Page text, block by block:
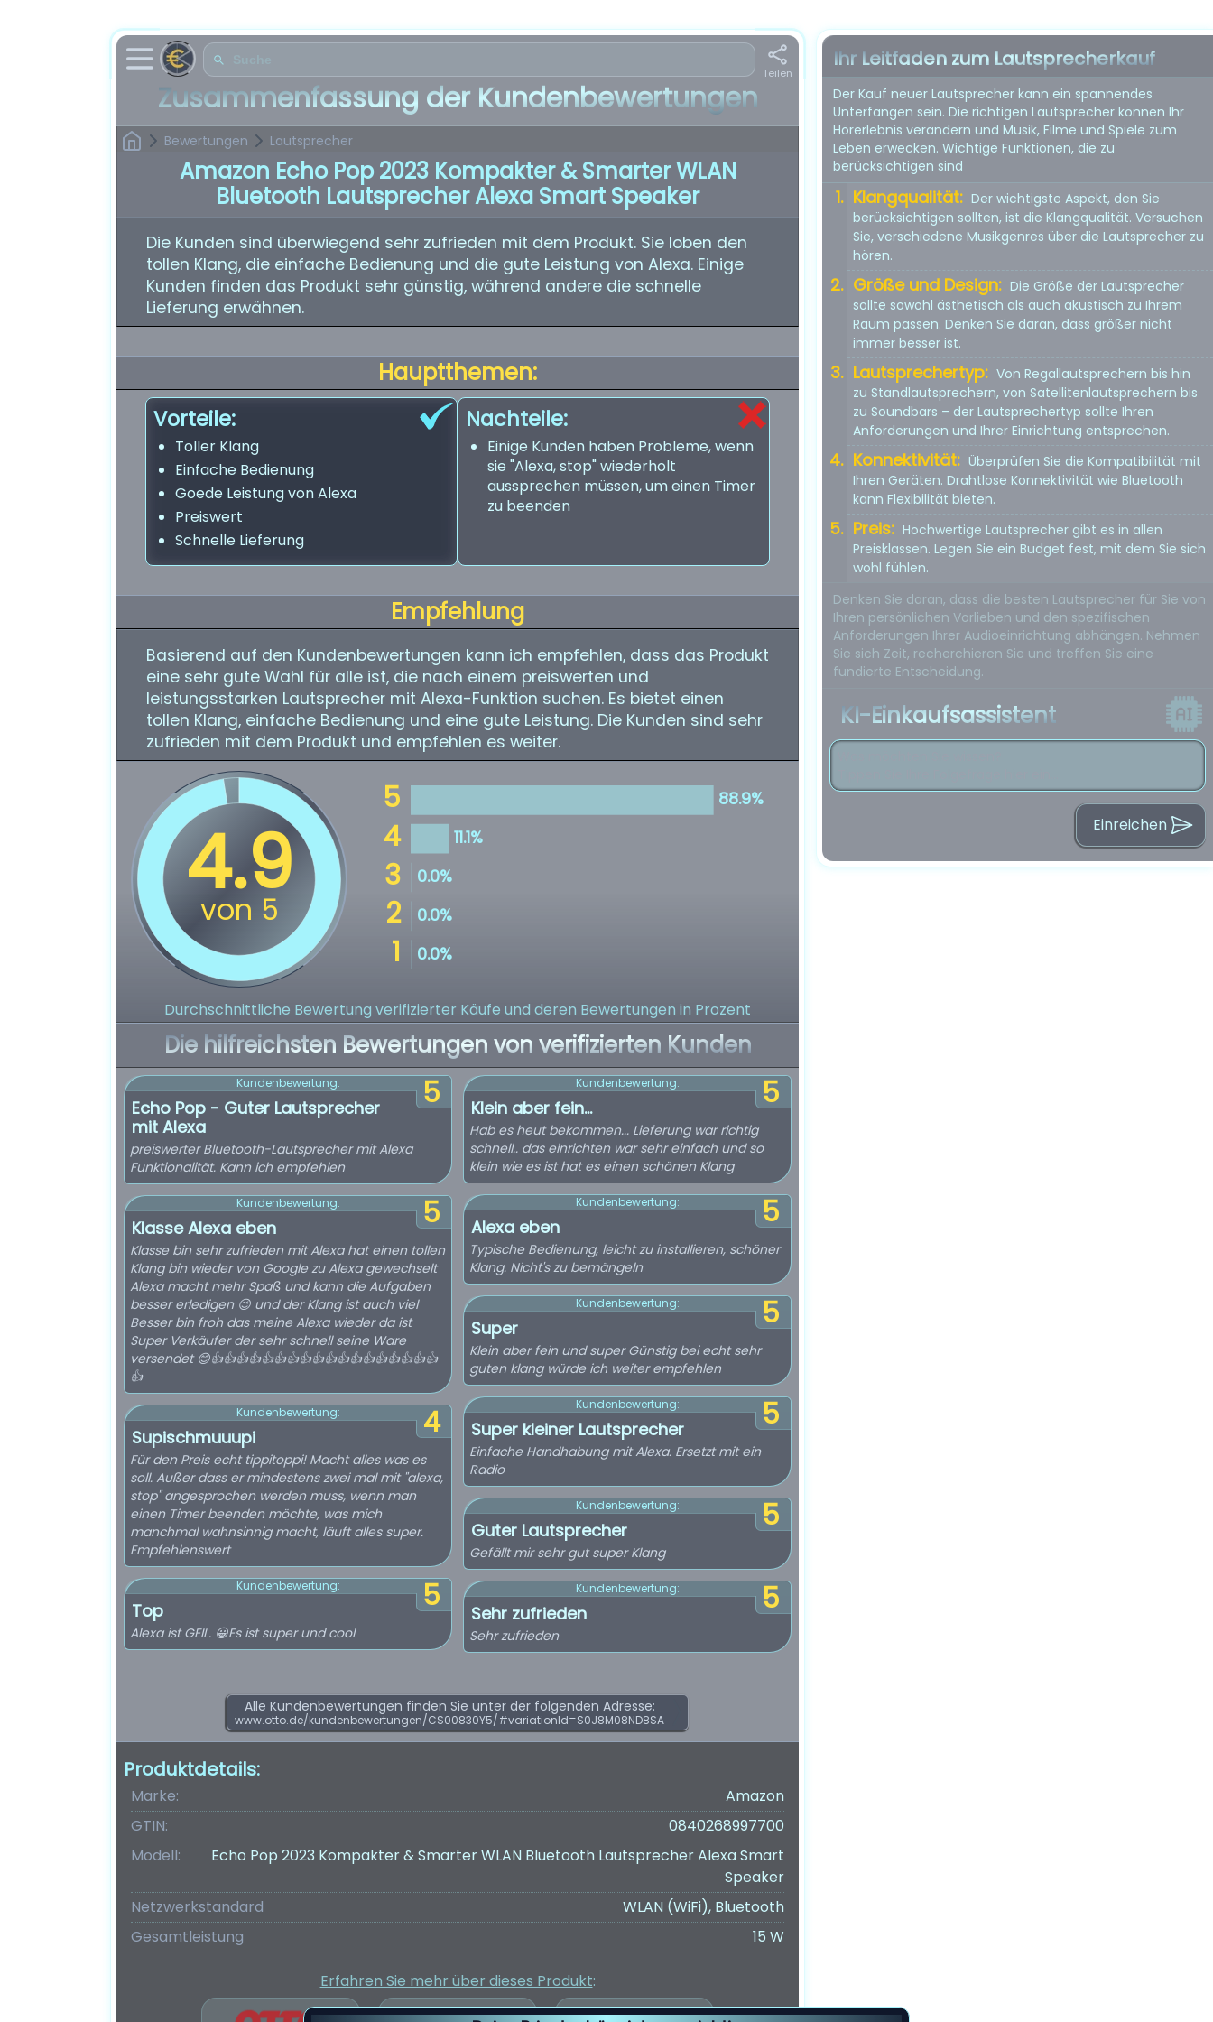
Teilen
Zusammenfassung der Kundenbewertungen
Bewertungen Lautsprecher
Amazon Echo Pop 2023 Kompakter & Smarter WLAN
Bluetooth Lautsprecher Alexa Smart Speaker
Die Kunden sind überwiegend sehr zufrieden mit dem Produkt. Sie loben den
tollen Klang, die einfache Bedienung und die gute Leistung von Alexa. Einige
Kunden finden das Produkt sehr günstig, während andere die schnelle
Lieferung erwähnen.
Hauptthemen:
Vorteile:
Toller Klang
Einfache Bedienung
Goede Leistung von Alexa
Preiswert
Schnelle Lieferung
Nachteile:
Einige Kunden haben Probleme, wenn
sie "Alexa, stop" wiederholt
aussprechen müssen, um einen Timer
zu beenden
Empfehlung
Basierend auf den Kundenbewertungen kann ich empfehlen, dass das Produkt
eine sehr gute Wahl für alle ist, die nach einem preiswerten und
leistungsstarken Lautsprecher mit Alexa-Funktion suchen. Es bietet einen
tollen Klang, einfache Bedienung und eine gute Leistung. Die Kunden sind sehr
zufrieden mit dem Produkt und empfehlen es weiter.
Durchschnittliche Bewertung verifizierter Käufe und deren Bewertungen in Prozent
Die hilfreichsten Bewertungen von verifizierten Kunden
5
Kundenbewertung:
Echo Pop - Guter Lautsprecher
mit Alexa
preiswerter Bluetooth-Lautsprecher mit Alexa
Funktionalität. Kann ich empfehlen
5
Kundenbewertung:
Klasse Alexa eben
Klasse bin sehr zufrieden mit Alexa hat einen tollen
Klang bin wieder von Google zu Alexa gewechselt
Alexa macht mehr Spaß und kann die Aufgaben
besser erledigen 😉 und der Klang ist auch viel
Besser bin froh das meine Alexa wieder da ist
Super Verkäufer der sehr schnell seine Ware
versendet 😊👍👍👍👍👍👍👍👍👍👍👍👍👍👍👍👍👍👍
👍
4
Kundenbewertung:
Supischmuuupi
Für den Preis echt tippitoppi! Macht alles was es
soll. Außer dass er mindestens zwei mal mit "alexa,
stop" angesprochen werden muss, wenn man
einen Timer beenden möchte, was mich
manchmal wahnsinnig macht, läuft alles super.
Empfehlenswert
5
Kundenbewertung:
Top
Alexa ist GEIL. 😀Es ist super und cool
5
Kundenbewertung:
Klein aber fein...
Hab es heut bekommen... Lieferung war richtig
schnell.. das einrichten war sehr einfach und so
klein wie es ist hat es einen schönen Klang
5
Kundenbewertung:
Alexa eben
Typische Bedienung, leicht zu installieren, schöner
Klang. Nicht's zu bemängeln
5
Kundenbewertung:
Super
Klein aber fein und super Günstig bei echt sehr
guten klang würde ich weiter empfehlen
5
Kundenbewertung:
Super kleiner Lautsprecher
Einfache Handhabung mit Alexa. Ersetzt mit ein
Radio
5
Kundenbewertung:
Guter Lautsprecher
Gefällt mir sehr gut super Klang
5
Kundenbewertung:
Sehr zufrieden
Sehr zufrieden
Alle Kundenbewertungen finden Sie unter der folgenden Adresse:
www.otto.de/kundenbewertungen/CS00830Y5/#variationId=S0J8M08ND8SA
Produktdetails:
Marke:
Amazon
GTIN:
0840268997700
Modell:
Echo Pop 2023 Kompakter & Smarter WLAN Bluetooth Lautsprecher Alexa Smart
Speaker
Netzwerkstandard
WLAN (WiFi), Bluetooth
Gesamtleistung
15 W
Erfahren Sie mehr über dieses Produkt:
Ihr Leitfaden zum Lautsprecherkauf
Der Kauf neuer Lautsprecher kann ein spannendes
Unterfangen sein. Die richtigen Lautsprecher können Ihr
Hörerlebnis verändern und Musik, Filme und Spiele zum
Leben erwecken. Wichtige Funktionen, die zu
berücksichtigen sind
Klangqualität: Der wichtigste Aspekt, den Sie
berücksichtigen sollten, ist die Klangqualität. Versuchen
Sie, verschiedene Musikgenres über die Lautsprecher zu
hören.
Größe und Design: Die Größe der Lautsprecher
sollte sowohl ästhetisch als auch akustisch zu Ihrem
Raum passen. Denken Sie daran, dass größer nicht
immer besser ist.
Lautsprechertyp: Von Regallautsprechern bis hin
zu Standlautsprechern, von Satellitenlautsprechern bis
zu Soundbars – der Lautsprechertyp sollte Ihren
Anforderungen und Ihrer Einrichtung entsprechen.
Konnektivität: Überprüfen Sie die Kompatibilität mit
Ihren Geräten. Drahtlose Konnektivität wie Bluetooth
kann Flexibilität bieten.
Preis: Hochwertige Lautsprecher gibt es in allen
Preisklassen. Legen Sie ein Budget fest, mit dem Sie sich
wohl fühlen.
Denken Sie daran, dass die besten Lautsprecher für Sie von
Ihren persönlichen Vorlieben und den spezifischen
Anforderungen Ihrer Audioeinrichtung abhängen. Nehmen
Sie sich Zeit, recherchieren Sie und treffen Sie eine
fundierte Entscheidung.
KI-Einkaufsassistent
Einreichen